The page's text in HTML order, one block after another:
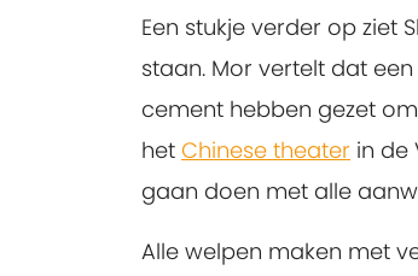
Een stukje verder op ziet
staan. Mor vertelt dat
cement hebben gezet
het Chinese theater in de
gaan doen met alle
Alle welpen maken met